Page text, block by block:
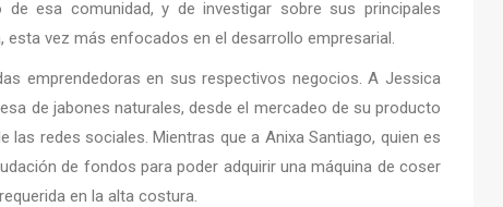
esa comunidad, y de investigar sobre sus principales
vez más enfocados en el desarrollo empresarial.
emprendedoras en sus respectivos negocios. A Jessica
de jabones naturales, desde el mercadeo de su producto
redes sociales. Mientras que a Anixa Santiago, quien es
de fondos para poder adquirir una máquina de coser
en la alta costura.